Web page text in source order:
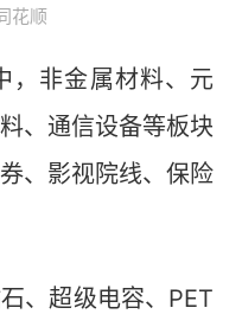
花顺
非金属材料、元
、通信设备等板块
、影视院线、保险
超级电容、PET